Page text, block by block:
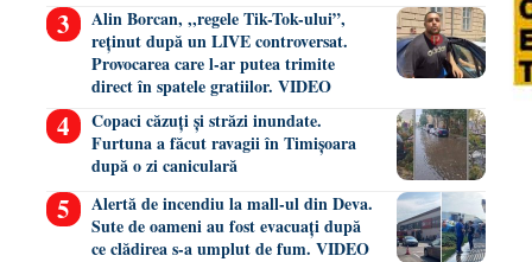
Alin Borcan, ,,regele Tik-Tok-ului”,
reținut după un LIVE controversat.
Provocarea care l-ar putea trimite
direct în spatele gratiilor. VIDEO
Copaci căzuți și străzi inundate.
Furtuna a făcut ravagii în Timișoara
după o zi caniculară
Alertă de incendiu la mall-ul din Deva.
Sute de oameni au fost evacuați după
ce clădirea s-a umplut de fum. VIDEO